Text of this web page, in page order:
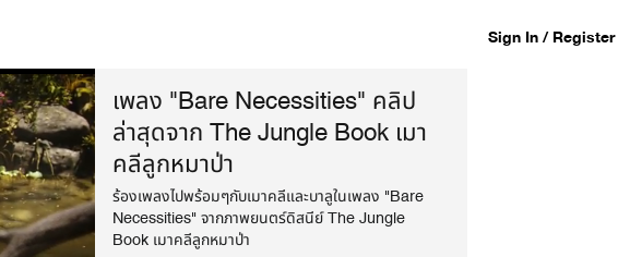
Sign In / Register
เพลง "Bare Necessities" คลิป
ล่าสุดจาก The Jungle Book เมา
คลีลูกหมาป่า
ร้องเพลงไปพร้อมๆกับเมาคลีและบาลูในเพลง "Bare
Necessities" จากภาพยนตร์ดิสนีย์ The Jungle
Book เมาคลีลูกหมาป่า